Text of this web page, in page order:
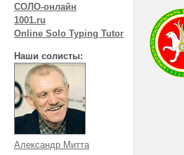
СОЛО-онлайн
1001.ru
Online Solo Typing Tutor
Наши солисты:
Александр Митта